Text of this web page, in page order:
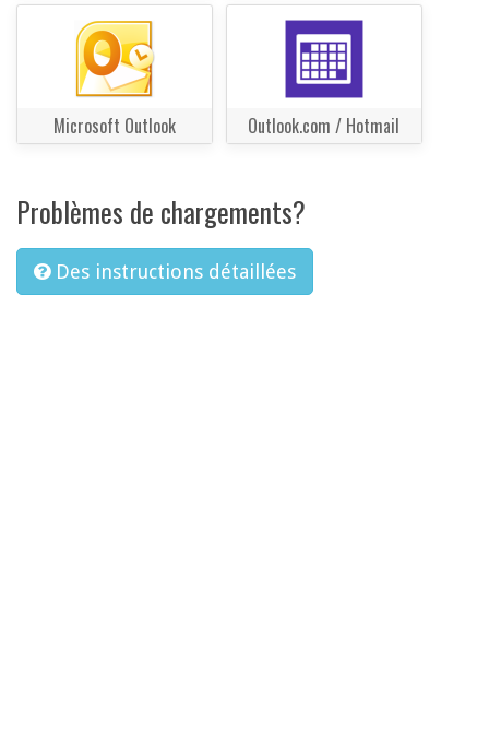
Microsoft Outlook Outlook.com / Hotmail
Problèmes de chargements?
Des instructions détaillées